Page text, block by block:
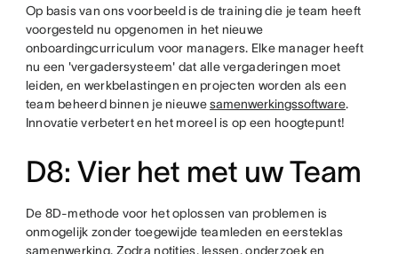
Op basis van ons voorbeeld is de training die je team heeft
voorgesteld nu opgenomen in het nieuwe
onboardingcurriculum voor managers. Elke manager heeft
nu een 'vergadersysteem' dat alle vergaderingen moet
leiden, en werkbelastingen en projecten worden als een
team beheerd binnen je nieuwesamenwerkingssoftware.
Innovatie verbetert en het moreel is op een hoogtepunt!
D8: Vier het met uw Team
De 8D-methode voor het oplossen van problemen is
onmogelijk zonder toegewijde teamleden en eersteklas
samenwerking. Zodra notities, lessen, onderzoek en